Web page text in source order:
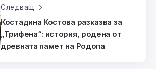
Следващ
Костадина Костова разказва за
„Трифена“: история, родена от
древната памет на Родопа